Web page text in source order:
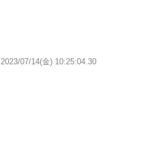
2023/07/14(金) 10:25:04.30